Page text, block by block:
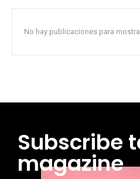
No hay publicaciones para
Subscribe
magazine